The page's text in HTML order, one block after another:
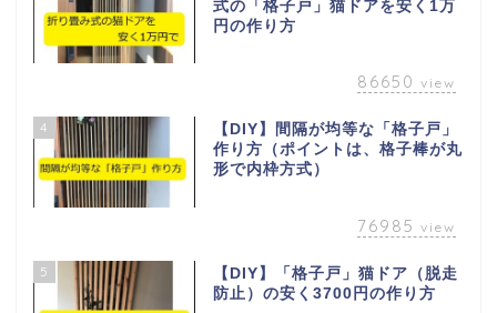
式の「格子戸」猫ドアを安く1万
円の作り方
86650 view
4
【DIY】間隔が均等な「格子戸」
作り方（ポイントは、格子棒が丸
形で内枠方式）
76985 view
5
【DIY】「格子戸」猫ドア（脱走
防止）の安く3700円の作り方